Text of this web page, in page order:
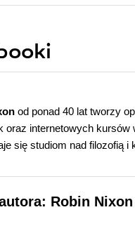
od ponad 40 lat tworzy
oraz internetowych kursów
się studiom nad filozofią i
Robin